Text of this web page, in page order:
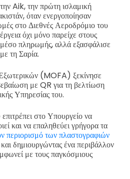
Aik, την πρώτη ισλαμική
όταν ενεργοποίησαν
στο Διεθνές Αεροδρόμιο του
όχι μόνο παρείχε στους
πληρωμής, αλλά εξασφάλισε
τη Σαρία.
(MOFA) ξεκίνησε
με QR για τη βελτίωση
Υπηρεσίας του.
στο Υπουργείο να
και να επαληθεύει γρήγορα τα
περιορισμό των πλαστογραφιών
δημιουργώντας ένα περιβάλλον
με τους παγκόσμιους